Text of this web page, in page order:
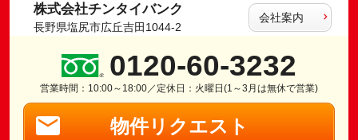
株式会社チンタイバンク
長野県塩尻市広丘吉田1044-2
会社案内
0120-60-3232
営業時間：10:00～18:00／定休日：火曜日(1～3月は無休で営業)
物件リクエスト